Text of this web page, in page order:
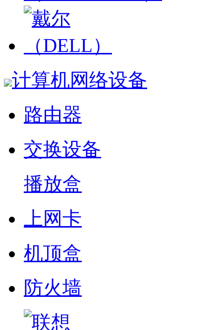
计算机网络设备
路由器
交换设备
播放盒
上网卡
机顶盒
防火墙